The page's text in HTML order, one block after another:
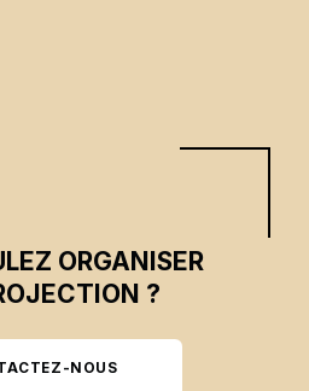
ORGANISER
?
NOUS